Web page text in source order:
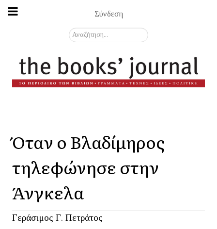
Σύνδεση
Αναζήτηση...
Όταν ο Βλαδίμηρος
τηλεφώνησε στην
Άνγκελα
Γεράσιμος Γ. Πετράτος